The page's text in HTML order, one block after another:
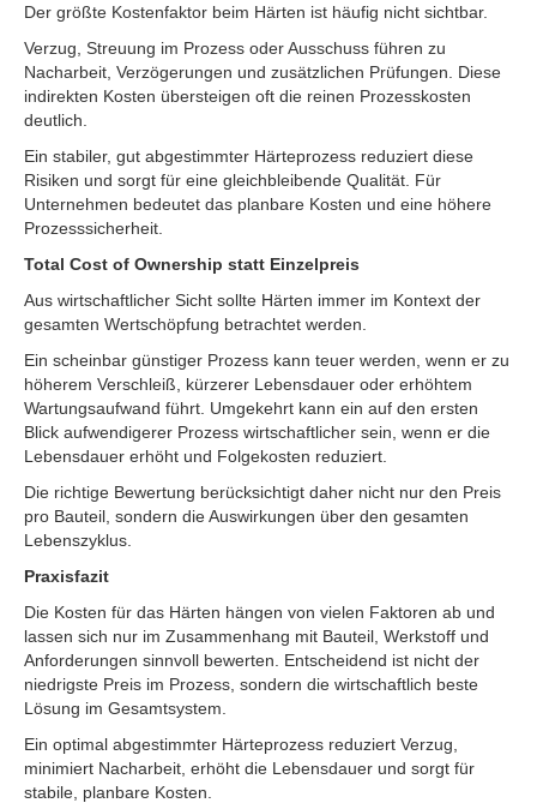
Der größte Kostenfaktor beim Härten ist häufig nicht sichtbar.
Verzug, Streuung im Prozess oder Ausschuss führen zu
Nacharbeit, Verzögerungen und zusätzlichen Prüfungen. Diese
indirekten Kosten übersteigen oft die reinen Prozesskosten
deutlich.
Ein stabiler, gut abgestimmter Härteprozess reduziert diese
Risiken und sorgt für eine gleichbleibende Qualität. Für
Unternehmen bedeutet das planbare Kosten und eine höhere
Prozesssicherheit.
Total Cost of Ownership statt Einzelpreis
Aus wirtschaftlicher Sicht sollte Härten immer im Kontext der
gesamten Wertschöpfung betrachtet werden.
Ein scheinbar günstiger Prozess kann teuer werden, wenn er zu
höherem Verschleiß, kürzerer Lebensdauer oder erhöhtem
Wartungsaufwand führt. Umgekehrt kann ein auf den ersten
Blick aufwendigerer Prozess wirtschaftlicher sein, wenn er die
Lebensdauer erhöht und Folgekosten reduziert.
Die richtige Bewertung berücksichtigt daher nicht nur den Preis
pro Bauteil, sondern die Auswirkungen über den gesamten
Lebenszyklus.
Praxisfazit
Die Kosten für das Härten hängen von vielen Faktoren ab und
lassen sich nur im Zusammenhang mit Bauteil, Werkstoff und
Anforderungen sinnvoll bewerten. Entscheidend ist nicht der
niedrigste Preis im Prozess, sondern die wirtschaftlich beste
Lösung im Gesamtsystem.
Ein optimal abgestimmter Härteprozess reduziert Verzug,
minimiert Nacharbeit, erhöht die Lebensdauer und sorgt für
stabile, planbare Kosten.